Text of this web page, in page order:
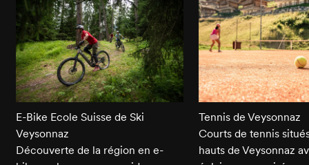
E-Bike Ecole Suisse de Ski
Veysonnaz
Découverte de la région en e-
Tennis de Veysonnaz
Courts de tennis
hauts de Veysonnaz